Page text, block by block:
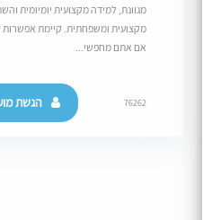
מגוונת, למידה מקצועית יומיומית
מקצועית ומשפחתית. קיימת
אם אתם מחפשי...
76262 הגשת